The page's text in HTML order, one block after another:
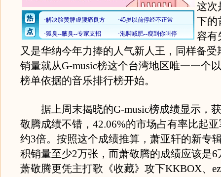
这次
下的
容有
又是华纳今年力捧的人气新人王，同样备受
销量就从G-music榜这个台湾地区唯一一个
榜单依据的音乐排行榜开始。
据上周末揭晓的G-music榜成绩显示，
敬腾成绩不错，42.06%的市场占有率比起
约3倍。按照这个成绩推算，萧亚轩的新专
积销量至少2万张，而萧敬腾的成绩应该是
萧敬腾更凭主打歌《收藏》攻下KKBOX、